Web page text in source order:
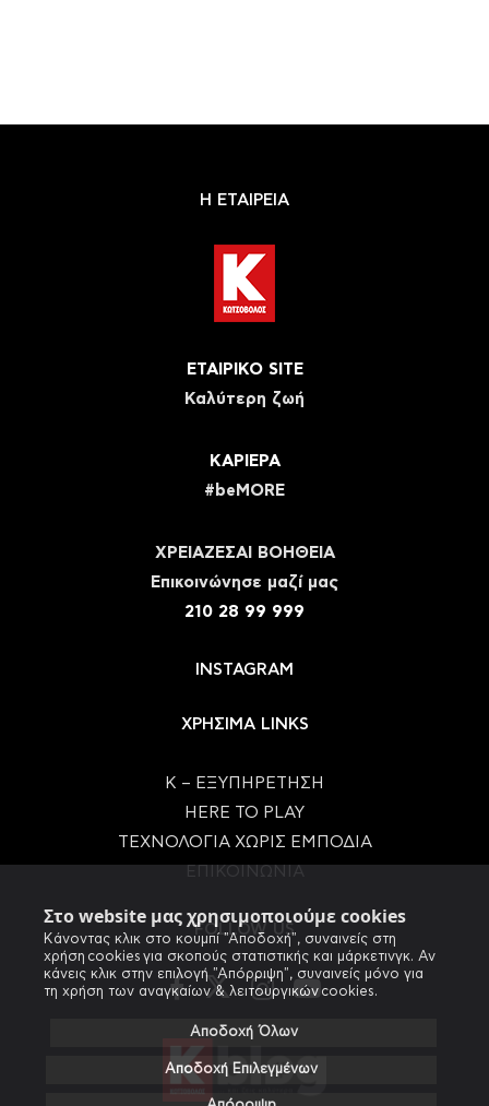
Στο website μας χρησιμοποιούμε cookies
Κάνοντας κλικ στο κουμπί "Αποδοχή", συναινείς στη
χρήση cookies για σκοπούς στατιστικής και μάρκετινγκ. Αν
κάνεις κλικ στην επιλογή "Απόρριψη", συναινείς μόνο για
τη χρήση των αναγκαίων & λειτουργικών cookies.
Αποδοχή Όλων
Αποδοχή Επιλεγμένων
Η ΕΤΑΙΡΕΙΑ
ΕΤΑΙΡΙΚΟ SITE
Καλύτερη ζωή
ΚΑΡΙΕΡΑ
#beMORE
ΧΡΕΙΑΖΕΣΑΙ ΒΟΗΘΕΙΑ
Eπικοινώνησε μαζί μας
210 28 99 999
INSTAGRAM
ΧΡΗΣΙΜΑ LINKS
Κ – ΕΞΥΠΗΡΕΤΗΣΗ
HERE TO PLAY
ΤΕΧΝΟΛΟΓΙΑ ΧΩΡΙΣ ΕΜΠΟΔΙΑ
FOLLOW US